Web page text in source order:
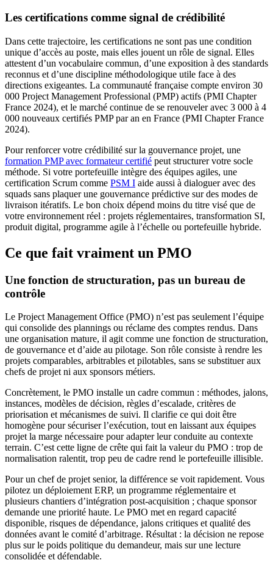
Les certifications comme signal de crédibilité
Dans cette trajectoire, les certifications ne sont pas une condition
unique d’accès au poste, mais elles jouent un rôle de signal. Elles
attestent d’un vocabulaire commun, d’une exposition à des standards
reconnus et d’une discipline méthodologique utile face à des
directions exigeantes. La communauté française compte environ 30
000 Project Management Professional (PMP) actifs (PMI Chapter
France 2024), et le marché continue de se renouveler avec 3 000 à 4
000 nouveaux certifiés PMP par an en France (PMI Chapter France
2024).
Pour renforcer votre crédibilité sur la gouvernance projet, une
formation PMP avec formateur certifié peut structurer votre socle
méthode. Si votre portefeuille intègre des équipes agiles, une
certification Scrum comme PSM I aide aussi à dialoguer avec des
squads sans plaquer une gouvernance prédictive sur des modes de
livraison itératifs. Le bon choix dépend moins du titre visé que de
votre environnement réel : projets réglementaires, transformation SI,
produit digital, programme agile à l’échelle ou portefeuille hybride.
Ce que fait vraiment un PMO
Une fonction de structuration, pas un bureau de
contrôle
Le Project Management Office (PMO) n’est pas seulement l’équipe
qui consolide des plannings ou réclame des comptes rendus. Dans
une organisation mature, il agit comme une fonction de structuration,
de gouvernance et d’aide au pilotage. Son rôle consiste à rendre les
projets comparables, arbitrables et pilotables, sans se substituer aux
chefs de projet ni aux sponsors métiers.
Concrètement, le PMO installe un cadre commun : méthodes, jalons,
instances, modèles de décision, règles d’escalade, critères de
priorisation et mécanismes de suivi. Il clarifie ce qui doit être
homogène pour sécuriser l’exécution, tout en laissant aux équipes
projet la marge nécessaire pour adapter leur conduite au contexte
terrain. C’est cette ligne de crête qui fait la valeur du PMO : trop de
normalisation ralentit, trop peu de cadre rend le portefeuille illisible.
Pour un chef de projet senior, la différence se voit rapidement. Vous
pilotez un déploiement ERP, un programme réglementaire et
plusieurs chantiers d’intégration post-acquisition ; chaque sponsor
demande une priorité haute. Le PMO met en regard capacité
disponible, risques de dépendance, jalons critiques et qualité des
données avant le comité d’arbitrage. Résultat : la décision ne repose
plus sur le poids politique du demandeur, mais sur une lecture
consolidée et défendable.